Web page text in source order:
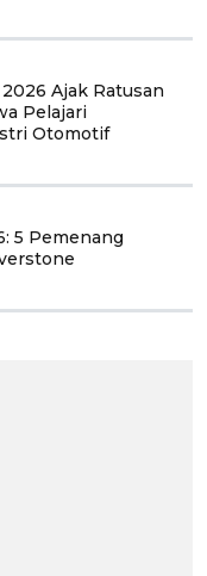
Ajak Ratusan
Pelajari
Otomotif
5 Pemenang